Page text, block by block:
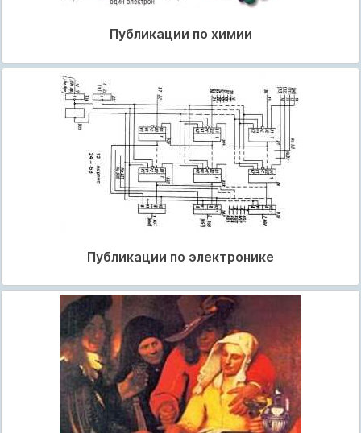
Публикации по химии
Публикации по электронике